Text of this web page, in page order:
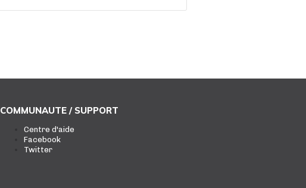
COMMUNAUTE / SUPPORT
Centre d'aide
Facebook
Twitter